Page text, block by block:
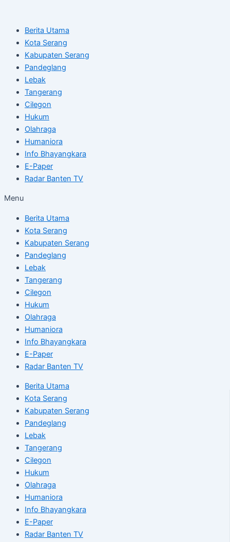
contentBerita Utama
Kota Serang
Kabupaten Serang
Pandeglang
Lebak
Tangerang
Cilegon
Hukum
Olahraga
Humaniora
Info Bhayangkara
E-Paper
Radar Banten TV
Menu
Berita Utama
Kota Serang
Kabupaten Serang
Pandeglang
Lebak
Tangerang
Cilegon
Hukum
Olahraga
Humaniora
Info Bhayangkara
E-Paper
Radar Banten TV
Berita Utama
Kota Serang
Kabupaten Serang
Pandeglang
Lebak
Tangerang
Cilegon
Hukum
Olahraga
Humaniora
Info Bhayangkara
E-Paper
Radar Banten TV